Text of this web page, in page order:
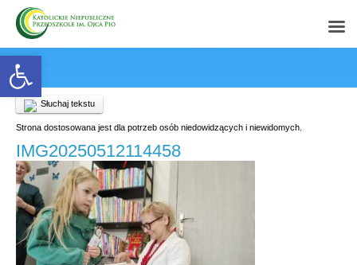
Open toolbar
Słuchaj tekstu
Strona dostosowana jest dla potrzeb osób niedowidzących i niewidomych.
IMG20250512114458